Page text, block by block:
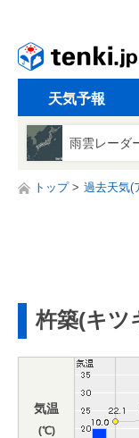
天気予報
雨雲レーダ
トップ 過去天気(
杵築(キツ
気温
(℃)